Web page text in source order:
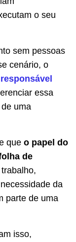
o seu
sem pessoas
cenário, o
essa
uma
que o papel do
de
da
parte de uma
isso,